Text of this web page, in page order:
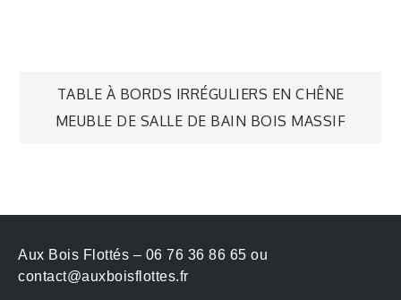
TABLE À BORDS IRRÉGULIERS EN CHÊNE
MEUBLE DE SALLE DE BAIN BOIS MASSIF
Aux Bois Flottés – 06 76 36 86 65 ou
contact@auxboisflottes.fr